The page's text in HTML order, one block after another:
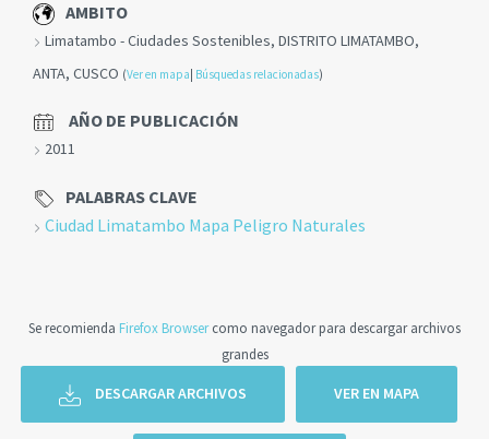
AMBITO
Limatambo - Ciudades Sostenibles, DISTRITO LIMATAMBO,
ANTA, CUSCO (Ver en mapa Búsquedas relacionadas)
AÑO DE PUBLICACIÓN
2011
PALABRAS CLAVE
Ciudad Limatambo Mapa Peligro Naturales
Se recomienda Firefox Browsercomo navegador para descargar archivos
grandes
DESCARGAR ARCHIVOS VER EN MAPA